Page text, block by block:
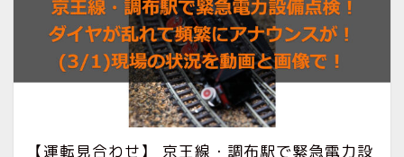
【運転見合わせ】 京王線・調布駅で緊急電力設